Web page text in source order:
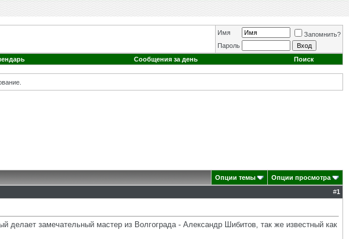
Имя
Запомнить?
Пароль
Сообщения за день Поиск
Опции темы
Опции просмотра
#1
делает замечательный мастер из Волгограда - Александр Шибитов, так же известный как